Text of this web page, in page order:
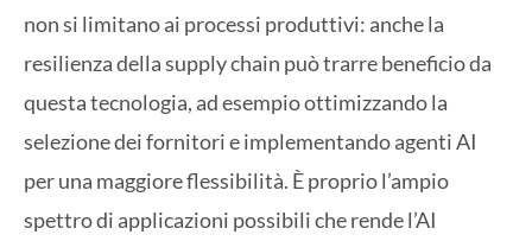
non si limitano ai processi produttivi: anche la
resilienza della supply chain può trarre beneficio da
questa tecnologia, ad esempio ottimizzando la
selezione dei fornitori e implementando agenti AI
per una maggiore flessibilità. È proprio l’ampio
spettro di applicazioni possibili che rende l’AI